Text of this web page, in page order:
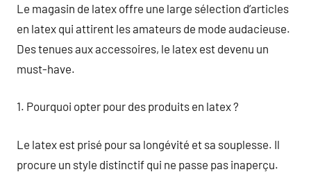
Le magasin de latex offre une large sélection d’articles
en latex qui attirent les amateurs de mode audacieuse.
Des tenues aux accessoires, le latex est devenu un
must-have.
1. Pourquoi opter pour des produits en latex ?
Le latex est prisé pour sa longévité et sa souplesse. Il
procure un style distinctif qui ne passe pas inaperçu.